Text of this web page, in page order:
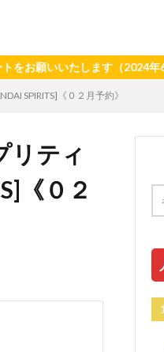
たします（2024年6月21日
SPIRITS]《０２月予約》
リティ
《０２